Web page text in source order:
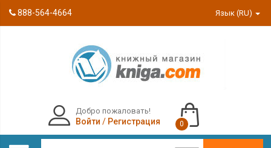
888-564-4664 Язык (RU)
Добро пожаловать!
Войти / Регистрация 0